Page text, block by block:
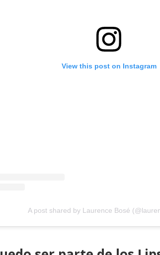
View this post on Instagram
A post shared by Laurence Bosé